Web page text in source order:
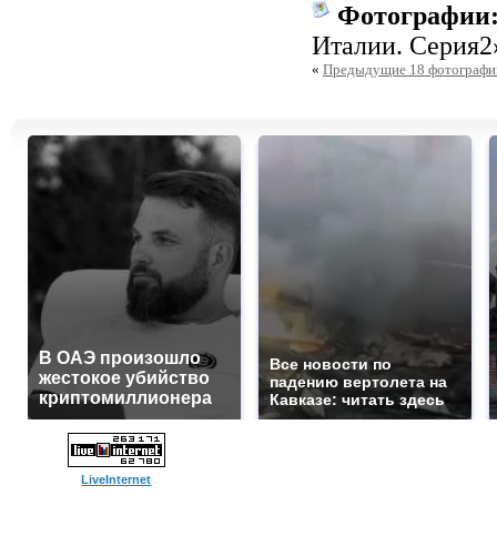
Италии.
« Предыдущие 18
В ОАЭ произошло
жестокое убийство
криптомиллионера
Все новости по
падению вертолета на
Кавказе: читать здесь
LiveInternet